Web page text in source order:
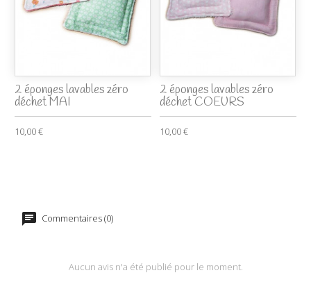
2 éponges lavables zéro
déchet MAI
10,00 €
2 éponges lavables zéro
déchet COEURS
10,00 €
Commentaires (0)
Aucun avis n'a été publié pour le moment.